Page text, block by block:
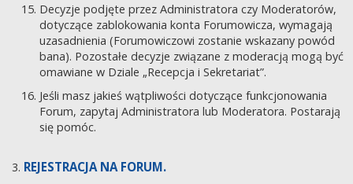
Decyzje podjęte przez Administratora czy Moderatorów,
dotyczące zablokowania konta Forumowicza, wymagają
uzasadnienia (Forumowiczowi zostanie wskazany powód
bana). Pozostałe decyzje związane z moderacją mogą być
omawiane w Dziale „Recepcja i Sekretariat”.
Jeśli masz jakieś wątpliwości dotyczące funkcjonowania
Forum, zapytaj Administratora lub Moderatora. Postarają
się pomóc.
REJESTRACJA NA FORUM.